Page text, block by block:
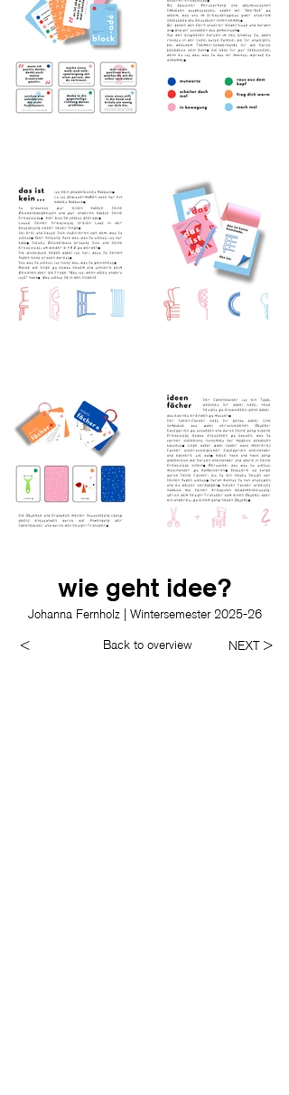
wie geht idee?
Johanna Fernholz | Wintersemester 2025-26
< Back to overview NEXT >